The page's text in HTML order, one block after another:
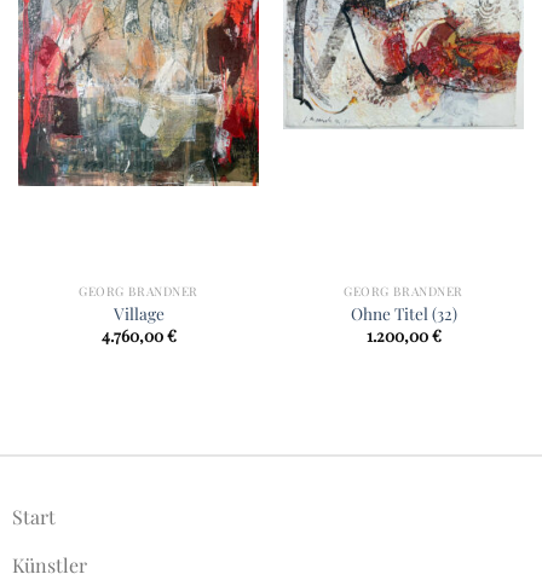
GEORG BRANDNER
Village
4.760,00€
GEORG BRANDNER
Ohne Titel (32)
1.200,00€
Start
Künstler